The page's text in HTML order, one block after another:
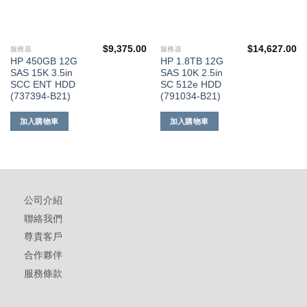
服務器
HP 450GB 12G
SAS 15K 3.5in
SCC ENT HDD
(737394-B21)
$9,375.00
加入購物車
服務器
HP 1.8TB 12G
SAS 10K 2.5in
SC 512e HDD
(791034-B21)
$14,627.00
加入購物車
公司介紹
聯絡我們
尊貴客戶
合作夥伴
服務條款